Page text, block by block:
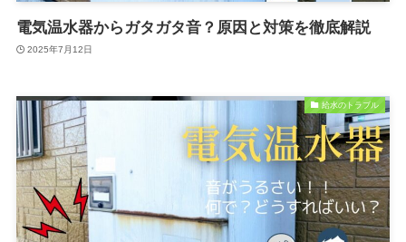
電気温水器からガタガタ音？原因と対策を徹底解説
2025年7月12日
給水のトラブル